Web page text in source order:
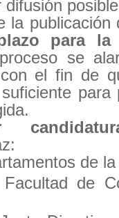
difusión
la publicación
para la
se
el fin de
para
de
de